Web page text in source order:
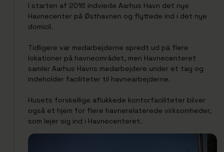
I starten af 2016 indviede Aarhus Havn det nye
Havnecenter på Østhavnen og flyttede ind i det nye
domicil.
Tidligere var medarbejderne spredt ud på flere
lokationer på havneområdet, men Havnecenteret
samler Aarhus Havns medarbejdere under et tag og
indeholder faciliteter til havnearbejderne.
Husets forskellige aflukkede kontorfaciliteter bliver
også et hjem for flere havnerelaterede virksomheder,
som lejer sig ind i Havnecenteret.